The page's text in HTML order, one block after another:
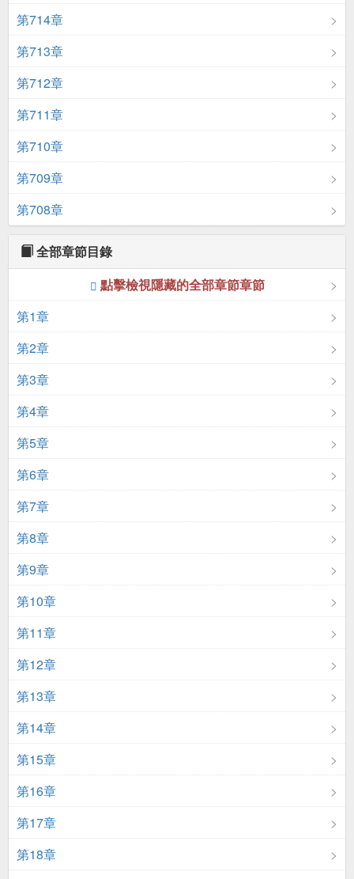
第714章
第713章
第712章
第711章
第710章
第709章
第708章
全部章節目錄
點擊檢視隱藏的全部章節章節
第1章
第2章
第3章
第4章
第5章
第6章
第7章
第8章
第9章
第10章
第11章
第12章
第13章
第14章
第15章
第16章
第17章
第18章